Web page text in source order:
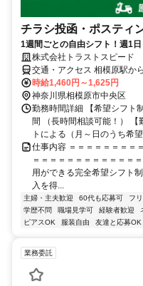
チラシ投函・ポスティ
1週間ごとの自由シフト！週1
株式会社トラストスピード
交通・アクセス 相模原駅か
車5分
時給1,460円～1,625円
神奈川県相模原市中央区
勤務時間詳細 【希望シフト
間 （長時間相談可能！） 【
トによる（月～日のうち希
仕事内容 ＝＝＝＝＝＝＝＝
＝＝＝＝＝＝＝＝＝＝＝＝
用ができる完全希望シフト
入を得...
主婦・主夫歓迎 60代も応募可 フ
学歴不問
職場見学可 経験者歓迎
ピアスOK
服装自由 友達と応募OK
業務委託